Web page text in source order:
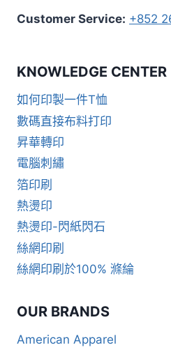
Customer Service: +852
KNOWLEDGE CENTER
如何印製一件T恤
數碼直接布料打印
昇華轉印
電腦刺繡
箔印刷
熱燙印
熱燙印-閃紙閃石
絲網印刷
絲網印刷於100% 滌綸
OUR BRANDS
American Apparel